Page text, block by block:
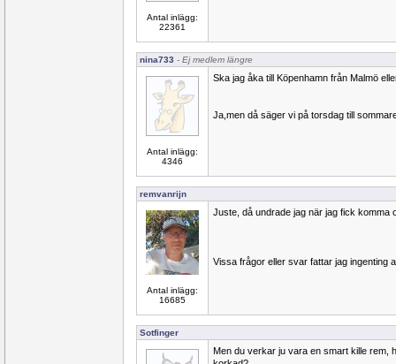
Antal inlägg:
22361
nina733 - Ej medlem längre
Antal inlägg:
4346
Ska jag åka till Köpenhamn från Malmö
Ja,men då säger vi på torsdag till
remvanrijn
Antal inlägg:
16685
Juste, då undrade jag när jag fick komma
Vissa frågor eller svar fattar jag ingenting
Sotfinger
Men du verkar ju vara en smart kille rem,